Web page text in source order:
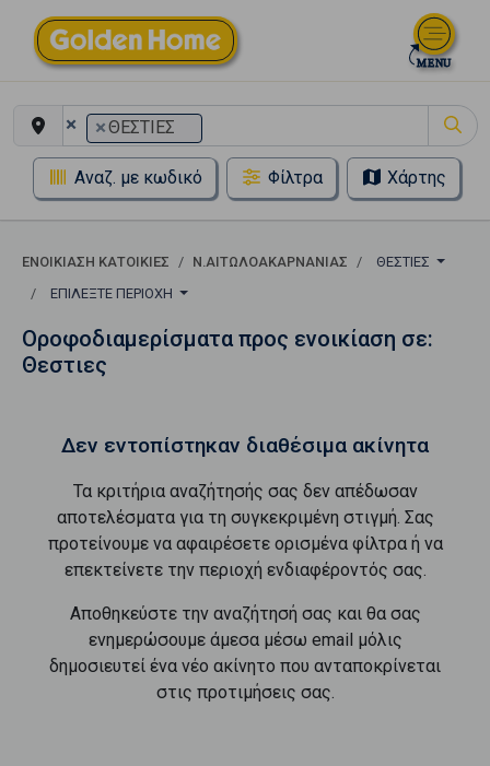
× ×ΘΕΣΤΙΕΣ
Αναζ. με κωδικό Φίλτρα Χάρτης
ΕΝΟΙΚΊΑΣΗ ΚΑΤΟΙΚΊΕΣ Ν.ΑΙΤΩΛΟΑΚΑΡΝΑΝΙΑΣ
ΘΕΣΤΙΕΣ
ΕΠΙΛΈΞΤΕ ΠΕΡΙΟΧΉ
Οροφοδιαμερίσματα προς ενοικίαση σε:
Θεστιες
Δεν εντοπίστηκαν διαθέσιμα ακίνητα
Τα κριτήρια αναζήτησής σας δεν απέδωσαν
αποτελέσματα για τη συγκεκριμένη στιγμή. Σας
προτείνουμε να αφαιρέσετε ορισμένα φίλτρα ή να
επεκτείνετε την περιοχή ενδιαφέροντός σας.
Αποθηκεύστε την αναζήτησή σας και θα σας
ενημερώσουμε άμεσα μέσω email μόλις
δημοσιευτεί ένα νέο ακίνητο που ανταποκρίνεται
στις προτιμήσεις σας.